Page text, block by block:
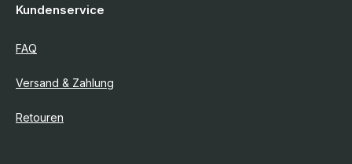
Kundenservice
FAQ
Versand & Zahlung
Retouren